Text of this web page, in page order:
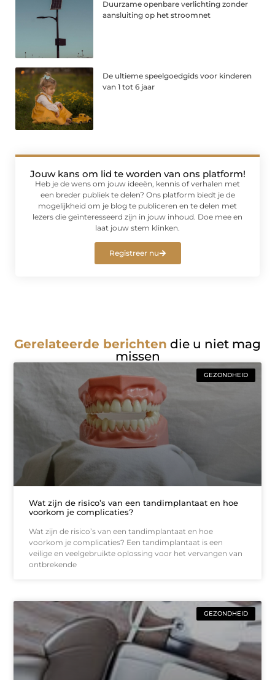
Duurzame openbare verlichting zonder
aansluiting op het stroomnet
De ultieme speelgoedgids voor kinderen
van 1 tot 6 jaar
Jouw kans om lid te worden van ons platform!
Heb je de wens om jouw ideeën, kennis of verhalen met
een breder publiek te delen? Ons platform biedt je de
mogelijkheid om je blog te publiceren en te delen met
lezers die geïnteresseerd zijn in jouw inhoud. Doe mee en
laat jouw stem klinken.
Registreer nu
Gerelateerde berichten die u niet mag
missen
GEZONDHEID
Wat zijn de risico’s van een tandimplantaat en hoe
voorkom je complicaties?
Wat zijn de risico’s van een tandimplantaat en hoe
voorkom je complicaties? Een tandimplantaat is een
veilige en veelgebruikte oplossing voor het vervangen van
ontbrekende
GEZONDHEID